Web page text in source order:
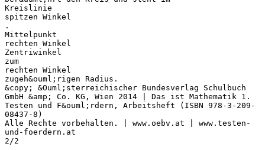
Kreislinie
spitzen Winkel
.
Mittelpunkt
rechten Winkel
Zentriwinkel
zum
rechten Winkel
zugeh&ouml;rigen Radius.
&copy; &Ouml;sterreichischer Bundesverlag Schulbuch
GmbH &amp; Co. KG, Wien 2014 | Das ist Mathematik 1.
Testen und F&ouml;rdern, Arbeitsheft (ISBN 978-3-209-
08437-8)
Alle Rechte vorbehalten. | www.oebv.at | www.testen-
und-foerdern.at